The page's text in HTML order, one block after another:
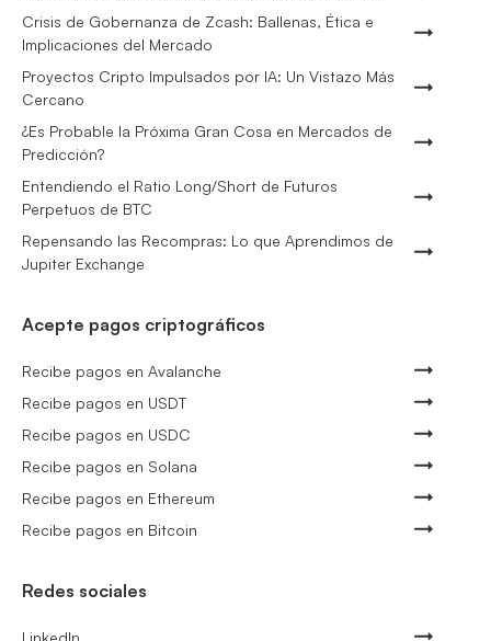
Crisis de Gobernanza de Zcash: Ballenas, Ética e
Implicaciones del Mercado
Proyectos Cripto Impulsados por IA: Un Vistazo Más
Cercano
¿Es Probable la Próxima Gran Cosa en Mercados de
Predicción?
Entendiendo el Ratio Long/Short de Futuros
Perpetuos de BTC
Repensando las Recompras: Lo que Aprendimos de
Jupiter Exchange
Acepte pagos criptográficos
Recibe pagos en Avalanche
Recibe pagos en USDT
Recibe pagos en USDC
Recibe pagos en Solana
Recibe pagos en Ethereum
Recibe pagos en Bitcoin
Redes sociales
LinkedIn